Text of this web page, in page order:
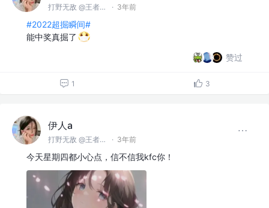
打野无敌 @王者峡谷 · 3年前
#2022超掘瞬间#
能中奖真掘了
赞过
1 3
伊人a
打野无敌 @王者峡谷 · 3年前
今天星期四都小心点，信不信我kfc你！